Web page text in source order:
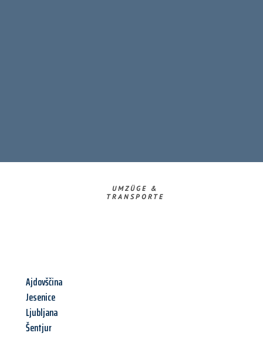
UMZÜGE &
TRANSPORTE
Ajdovščina
Jesenice
Ljubljana
Šentjur